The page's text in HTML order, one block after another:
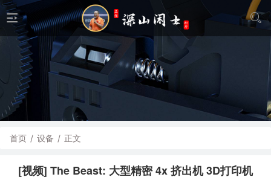
首页 / 设备 / 正文
[视频] The Beast: 大型精密 4x 挤出机 3D打印机